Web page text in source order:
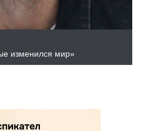
изменился мир»